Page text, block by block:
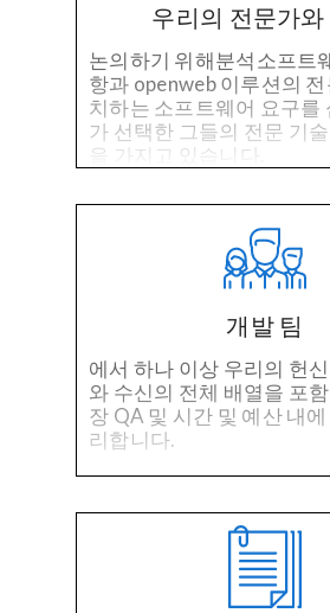
우리의 전문가와
논의하기 위해분석소프트
항과 openweb 이루션의
치하는 소프트웨어 요구를
가 선택한 그들의 전문 기
을 가지고 있습니다.
개발 팀
에서 하나 이상 우리의 헌
와 수신의 전체 배열을 포
장 QA 및 시간 및 예산 내
리합니다.